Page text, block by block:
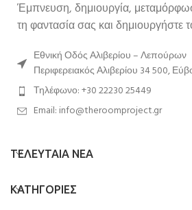
Έμπνευση, δημιουργία,
τη φαντασία σας και δημιουργήστε
Εθνική Οδός Αλιβερίου – Λεπούρων
Περιφερειακός Αλιβερίου 34 500,
Τηλέφωνο: +30 22230 25449
Email: info@theroomproject.gr
ΤΕΛΕΥΤΑΙΑ ΝΕΑ
ΚΑΤΗΓΟΡΙΕΣ